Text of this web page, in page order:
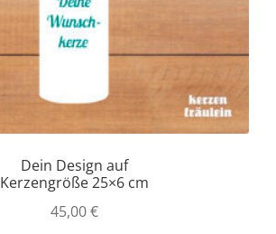
Dein Design auf
Kerzengröße 25×6 cm
45,00€